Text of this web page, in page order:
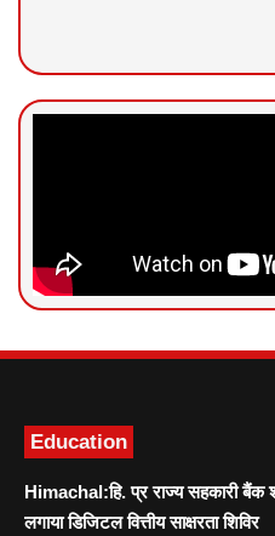
Education
Himachal:हि. प्र राज्य सहकारी बैंक
लगाया डिजिटल वित्तीय साक्षरता शिविर